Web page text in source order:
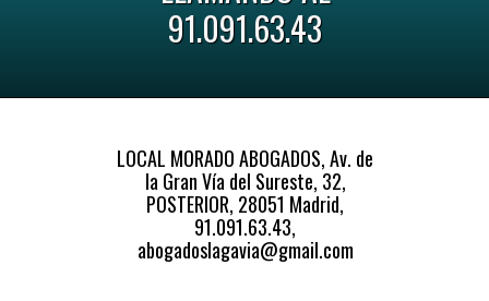
91.091.63.43
LOCAL MORADO ABOGADOS, Av. de
la Gran Vía del Sureste, 32,
POSTERIOR, 28051 Madrid,
91.091.63.43,
abogadoslagavia@gmail.com